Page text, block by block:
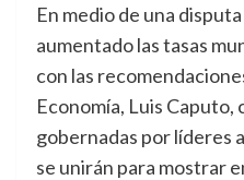
En medio de una
aumentado las tasas
con las
Economía, Luis Caputo,
gobernadas por líderes
se unirán para mostrar